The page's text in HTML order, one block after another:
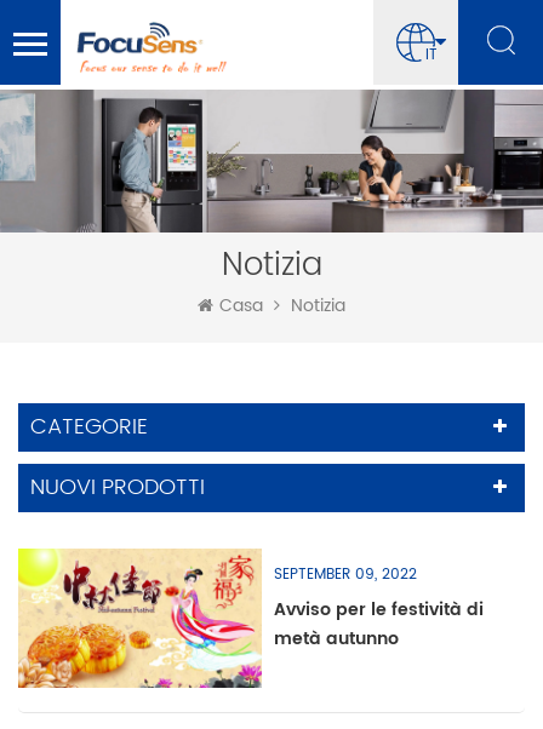
IT
Notizia
Casa Notizia
CATEGORIE
NUOVI PRODOTTI
SEPTEMBER 09, 2022
Avviso per le festività di
metà autunno